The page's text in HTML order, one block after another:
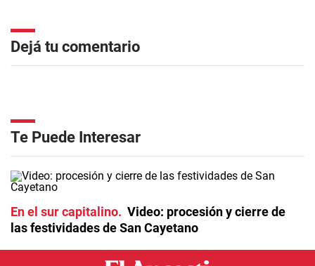
Dejá tu comentario
Te Puede Interesar
En el sur capitalino
Video: procesión y cierre de
las festividades de San Cayetano